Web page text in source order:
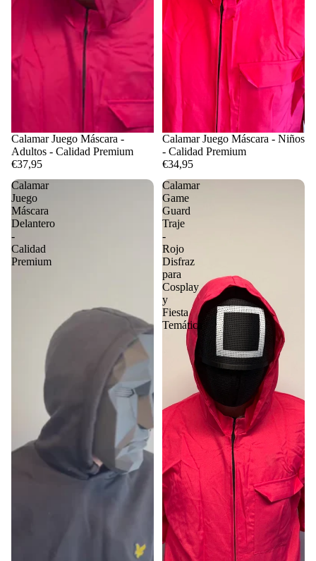
Calamar Juego Máscara -
Adultos - Calidad Premium
€37,95
Calamar Juego Máscara - Niños
- Calidad Premium
€34,95
Calamar
Juego
Máscara
Delantero
-
Calidad
Premium
Calamar
Game
Guard
Traje
-
Rojo
Disfraz
para
Cosplay
y
Fiesta
Temática